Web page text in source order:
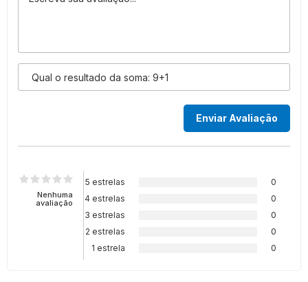
Nenhuma
avaliação
5 estrelas
0
4 estrelas
0
3 estrelas
0
2 estrelas
0
1 estrela
0